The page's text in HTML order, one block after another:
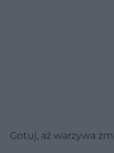
Gotuj, aż warzywa